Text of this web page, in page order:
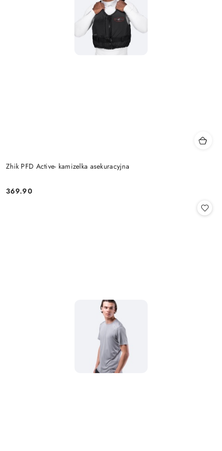
Zhik PFD Active- kamizelka asekuracyjna
Cena:
369.90